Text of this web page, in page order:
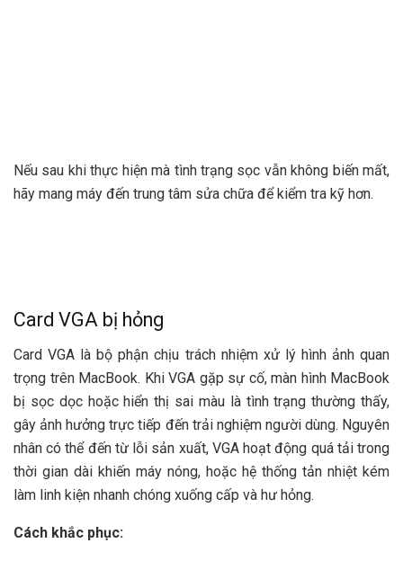
Nếu sau khi thực hiện mà tình trạng sọc vẫn không biến mất,
hãy mang máy đến trung tâm sửa chữa để kiểm tra kỹ hơn.
Card VGA bị hỏng
Card VGA là bộ phận chịu trách nhiệm xử lý hình ảnh quan
trọng trên MacBook. Khi VGA gặp sự cố, màn hình MacBook
bị sọc dọc hoặc hiển thị sai màu là tình trạng thường thấy,
gây ảnh hưởng trực tiếp đến trải nghiệm người dùng. Nguyên
nhân có thể đến từ lỗi sản xuất, VGA hoạt động quá tải trong
thời gian dài khiến máy nóng, hoặc hệ thống tản nhiệt kém
làm linh kiện nhanh chóng xuống cấp và hư hỏng.
Cách khắc phục: